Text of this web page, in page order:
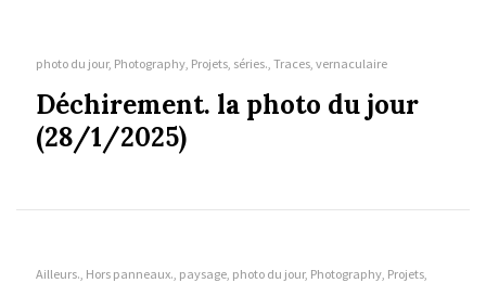
photo du jour, Photography, Projets, séries., Traces, vernaculaire
Déchirement. la photo du jour
(28/1/2025)
Ailleurs., Hors panneaux., paysage, photo du jour, Photography, Projets,